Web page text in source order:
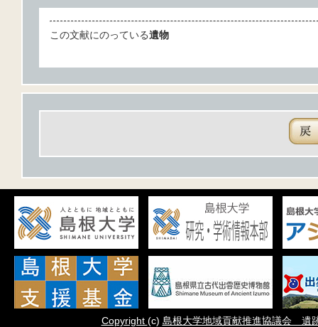
この文献にのっている遺物
Copyright (c) 島根大学地域貢献推進協議会 遺